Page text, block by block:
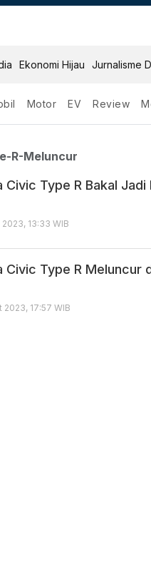
Ekonomi Hijau Jurnalisme
Motor EV Review
R
R-Meluncur
Civic Type R Bakal
2023, 13:33 WIB
Civic Type R Meluncur
2023, 17:57 WIB